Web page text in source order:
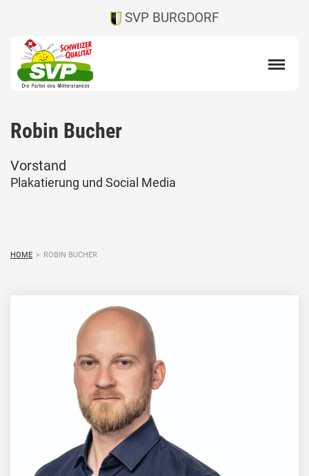
SVP BURGDORF
Robin Bucher
Vorstand
Plakatierung und Social Media
HOME > ROBIN BUCHER